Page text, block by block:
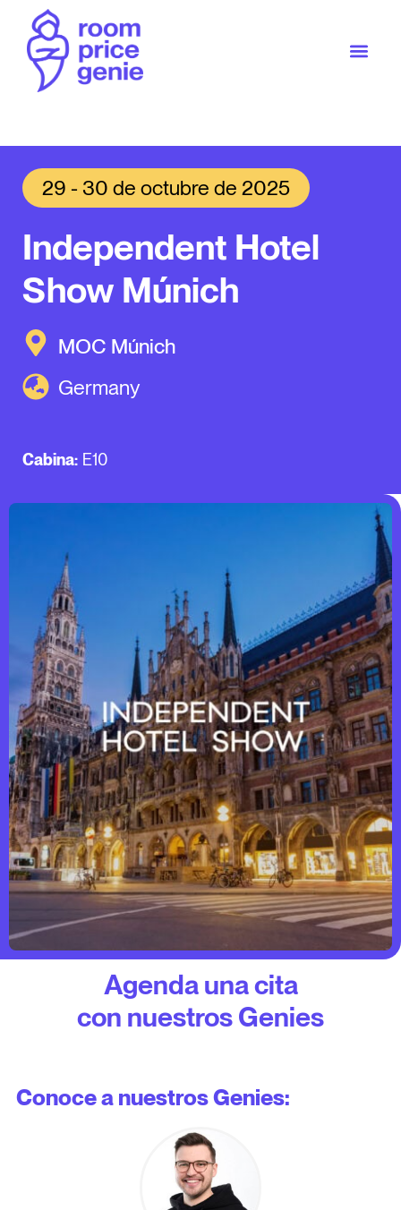
29 - 30 de octubre de 2025
Independent Hotel
Show Múnich
MOC Múnich
Germany
Cabina: E10
Agenda una cita
con nuestros Genies
Conoce a nuestros Genies: